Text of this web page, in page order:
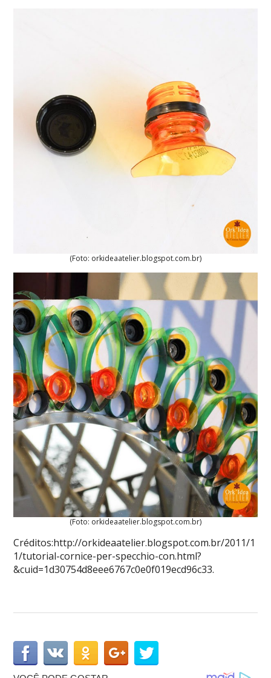
(Foto: orkideaatelier.blogspot.com.br)
(Foto: orkideaatelier.blogspot.com.br)
Créditos:http://orkideaatelier.blogspot.com.br/2011/1
1/tutorial-cornice-per-specchio-con.html?
&cuid=1d30754d8eee6767c0e0f019ecd96c33.